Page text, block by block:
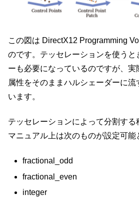
この図は DirectX12 Programming
のです。テッセレーションを使う
ーも必要になっているのですが、
属性をそのままハルシェーダーに流
います。
テッセレーションによって分割する
マニュアル上は次のものが設定可能
fractional_odd
fractional_even
integer